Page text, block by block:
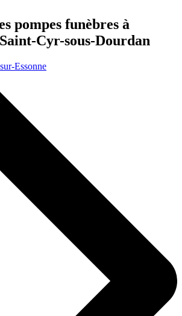
pompes funèbres à
Cyr-sous-Dourdan
Essonne